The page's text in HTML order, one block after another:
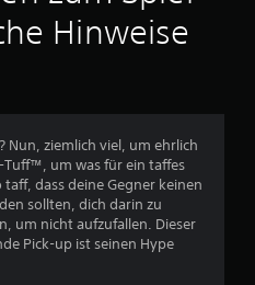
t
c
h
e
Hinweise
Nun, ziemlich viel, um ehrlich
Tuff™, um was für ein taffes
dass deine Gegner keinen
sollten, dich darin zu
um nicht aufzufallen. Dieser
Pick-up ist seinen Hype